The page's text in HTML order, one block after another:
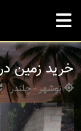
خرید زمین
نوشهر - چلندر